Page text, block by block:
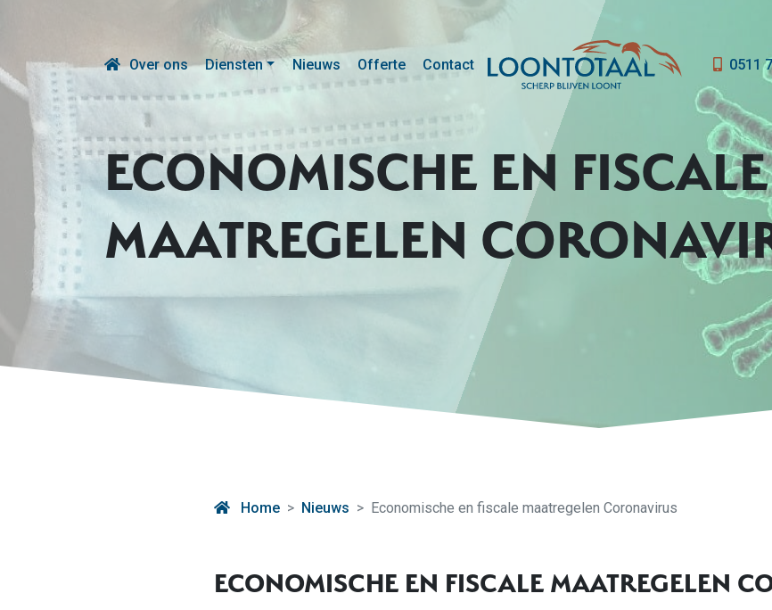
Over ons Diensten Nieuws Offerte Contact 0511
ECONOMISCHE EN FISCALE
MAATREGELEN
Home Nieuws Economische en fiscale maatregelen Coronavirus
ECONOMISCHE EN FISCALE MAATREGELEN